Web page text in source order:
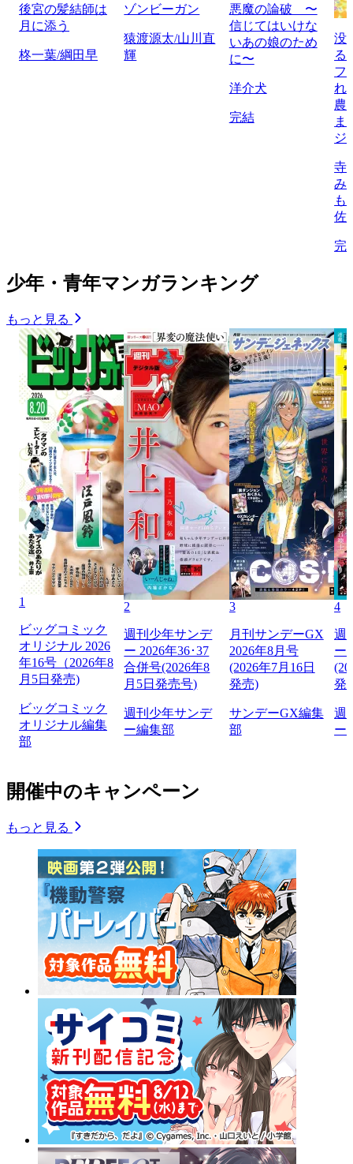
後宮の髪結師は
月に添う
柊一葉/綱田早
ゾンビーガン
猿渡源太/山川直
輝
悪魔の論破 〜
信じてはいけな
いあの娘のため
に〜
洋介犬
完結
没
る
フ
れ
農
ま
ジ
寺
み
も
佐
完
少年・青年マンガランキング
もっと見る
1
ビッグコミック
オリジナル 2026
年16号（2026年8
月5日発売)
ビッグコミック
オリジナル編集
部
2
週刊少年サンデ
ー 2026年36･37
合併号(2026年8
月5日発売号)
週刊少年サンデ
ー編集部
3
月刊サンデーGX
2026年8月号
(2026年7月16日
発売)
サンデーGX編集
部
4
週
ー
発
週
ー
開催中のキャンペーン
もっと見る